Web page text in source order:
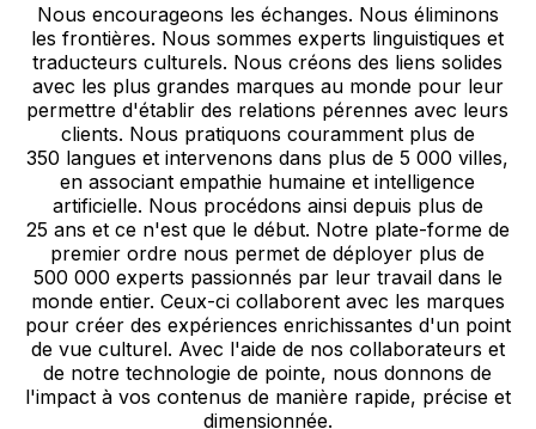
Nous encourageons les échanges. Nous éliminons
les frontières. Nous sommes experts linguistiques et
traducteurs culturels. Nous créons des liens solides
avec les plus grandes marques au monde pour leur
permettre d'établir des relations pérennes avec leurs
clients. Nous pratiquons couramment plus de
350 langues et intervenons dans plus de 5 000 villes,
en associant empathie humaine et intelligence
artificielle. Nous procédons ainsi depuis plus de
25 ans et ce n'est que le début. Notre plate-forme de
premier ordre nous permet de déployer plus de
500 000 experts passionnés par leur travail dans le
monde entier. Ceux-ci collaborent avec les marques
pour créer des expériences enrichissantes d'un point
de vue culturel. Avec l'aide de nos collaborateurs et
de notre technologie de pointe, nous donnons de
l'impact à vos contenus de manière rapide, précise et
dimensionnée.